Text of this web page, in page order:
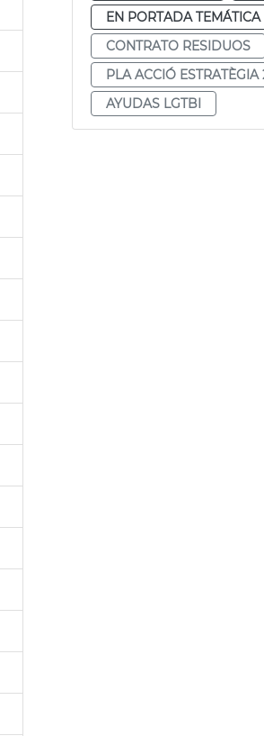
EN PORTADA TEMÁTICA
CONTRATO RESIDUOS
PLA ACCIÓ ESTRATÈGIA
AYUDAS LGTBI